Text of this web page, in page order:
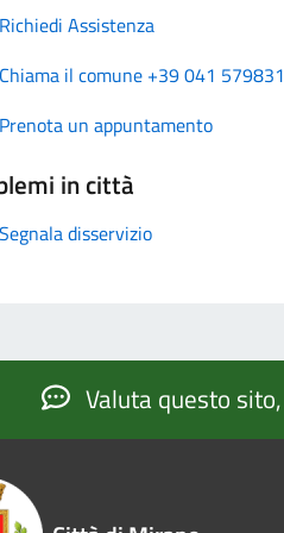
Richiedi Assistenza
Chiama il comune +39 041
Prenota un appuntamento
in città
Segnala disservizio
Valuta questo